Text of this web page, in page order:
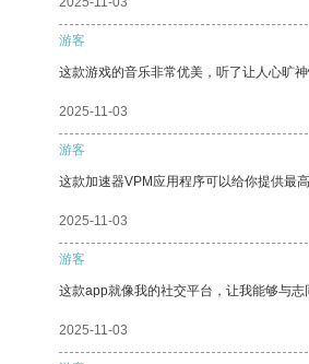
游客
这款游戏的音乐非常优美，听了让人心旷神
2025-11-03
游客
这款加速器VPM应用程序可以给你提供最
2025-11-03
游客
这款app就像我的社交平台，让我能够与志
2025-11-03